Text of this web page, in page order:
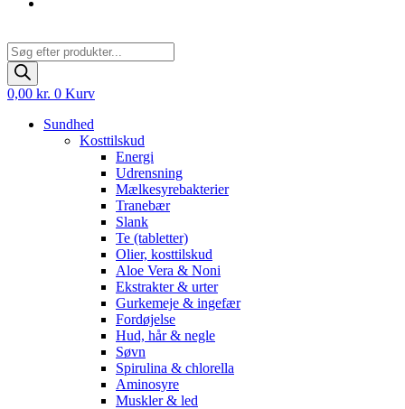
Products
search
0,00 kr. 0 Kurv
Sundhed
Kosttilskud
Energi
Udrensning
Mælkesyrebakterier
Tranebær
Slank
Te (tabletter)
Olier, kosttilskud
Aloe Vera & Noni
Ekstrakter & urter
Gurkemeje & ingefær
Fordøjelse
Hud, hår & negle
Søvn
Spirulina & chlorella
Aminosyre
Muskler & led